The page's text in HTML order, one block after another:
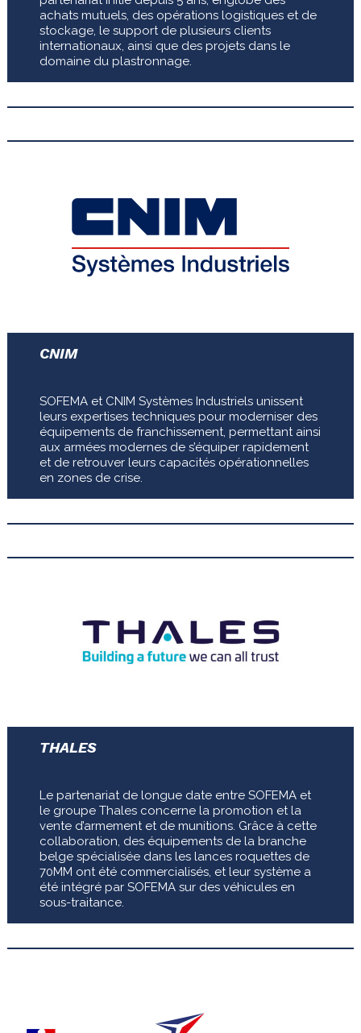
achats mutuels, des opérations logistiques et de
stockage, le support de plusieurs clients
internationaux, ainsi que des projets dans le
domaine du plastronnage.
CNIM
SOFEMA et CNIM Systèmes Industriels unissent
leurs expertises techniques pour moderniser des
équipements de franchissement, permettant ainsi
aux armées modernes de s’équiper rapidement
et de retrouver leurs capacités opérationnelles
en zones de crise.
THALES
Le partenariat de longue date entre SOFEMA et
le groupe Thales concerne la promotion et la
vente d’armement et de munitions. Grâce à cette
collaboration, des équipements de la branche
belge spécialisée dans les lances roquettes de
70MM ont été commercialisés, et leur système a
été intégré par SOFEMA sur des véhicules en
sous-traitance.